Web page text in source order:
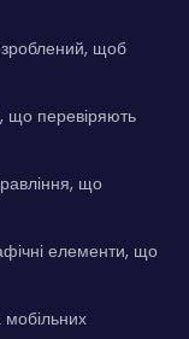
щоб
що перевіряють
що
елементи, що